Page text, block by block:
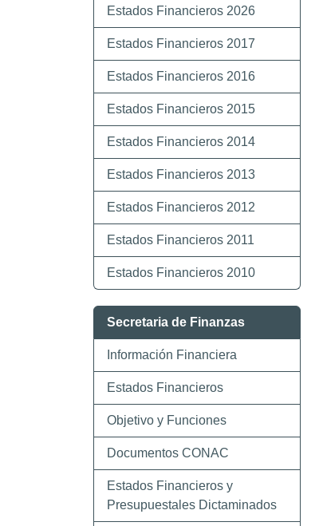
Estados Financieros 2026
Estados Financieros 2017
Estados Financieros 2016
Estados Financieros 2015
Estados Financieros 2014
Estados Financieros 2013
Estados Financieros 2012
Estados Financieros 2011
Estados Financieros 2010
Secretaria de Finanzas
Información Financiera
Estados Financieros
Objetivo y Funciones
Documentos CONAC
Estados Financieros y
Presupuestales Dictaminados